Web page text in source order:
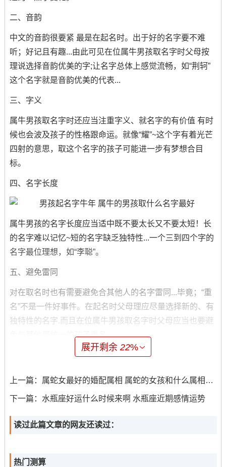
二、音韵
中文的音韵很要紧 最是在起名时。出于好的名字要不难
听；好记且有趣...由此可见在位属牛男孩取名字时父母按
理说选择音韵优美的字;让名字总体上感觉流畅，如“荆轲”
这个名字就是音韵优美的代表...
三、字义
属牛男孩取名字时还应当注重字义、就名字的有价值 有时
候也会波及孩子的性格跟命运。就像“耀”~这个字有着光芒
四射的意思，取这个名字的孩子可能进一步有梦想合目
标。
四、名字长度
属牛男孩的名字长度应当适中既不要太长又不要太短！长
的名字难以记忆~短的名字缺乏独特性...一个三到四个字的
名字最位理想，如“李聪”。
五、避免雷同
对在取名时也有需要避免合其他人的名字雷同...毕竟；“重
名”不是一件好事件。在起名时父母理应尽量选择新的、有
独特性的名字.而且在位属牛男孩取名字时父母应当也要避
免与其他属统一的孩子重名。
起一个喜庆的名字对于属牛男孩来说也是一个不错的选
好听又带有祝福的名字。
七、适合年龄段
来说父母没问题依据孩子的不相同年龄 起一个适合的名
展开剩余22%
上一篇： 属蛇女最好的婚配属相 属蛇的女孩和什么属相最配婚
下一篇： 水瓶座好运什么时候来啊 水瓶座近期感情运势
读过此篇文章的网友还读过：
热门测算